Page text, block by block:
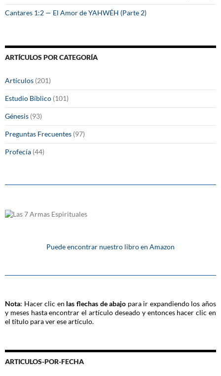
Cantares 1:2 — El Amor de YAHWÉH (Parte 2)
ARTÍCULOS POR CATEGORÍA
Artículos (201)
Estudio Bíblico (101)
Génesis (93)
Preguntas Frecuentes (97)
Profecía (44)
Puede encontrar nuestro libro en Amazon
Nota: Hacer clic en las flechas de abajo para ir expandiendo los años
y meses hasta encontrar el artículo deseado y entonces hacer clic en
el título para ver ese artículo.
ARTICULOS-POR-FECHA